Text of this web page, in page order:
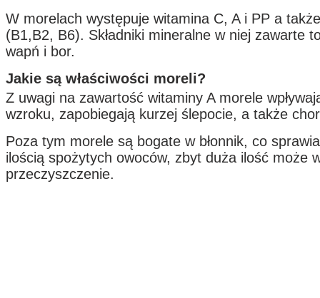
W morelach występuje witamina C, A i PP a
(B1,B2, B6). Składniki mineralne w niej zawarte
wapń i bor.
Jakie są właściwości moreli?
Z uwagi na zawartość witaminy A morele
wzroku, zapobiegają kurzej ślepocie, a także
Poza tym morele są bogate w błonnik, co
ilością spożytych owoców, zbyt duża ilość może
przeczyszczenie.